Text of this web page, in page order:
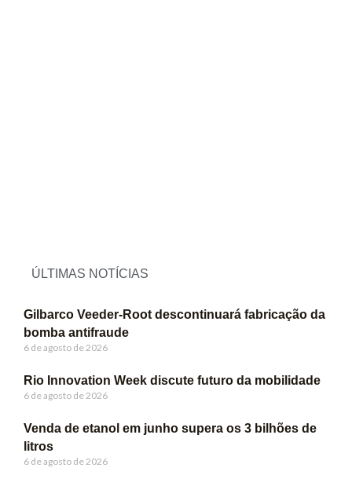
ÚLTIMAS NOTÍCIAS
Gilbarco Veeder-Root descontinuará fabricação da
bomba antifraude
6 de agosto de 2026
Rio Innovation Week discute futuro da mobilidade
6 de agosto de 2026
Venda de etanol em junho supera os 3 bilhões de
litros
6 de agosto de 2026